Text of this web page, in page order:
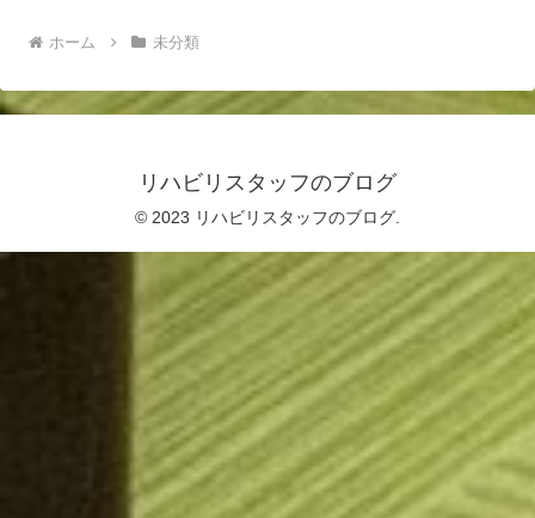
ホーム 未分類
リハビリスタッフのブログ
© 2023 リハビリスタッフのブログ.